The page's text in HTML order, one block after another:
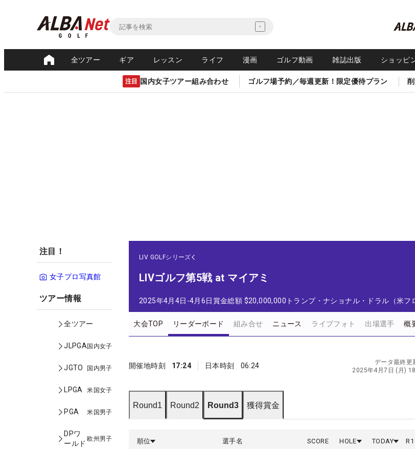
全ツアー ギア レッスン ライフ 漫画 ゴルフ動画 雑誌出版 ショッピ
注目 国内女子ツアー組み合わせ ゴルフ場予約／毎週更新！限定優待プラン
注目！
女子プロ写真館
ツアー情報
全ツアー
JLPGA国内女子
JGTO 国内男子
LPGA 米国女子
PGA 米国男子
DPワ
ールド
欧州男子
LIV GOLFシリーズ
LIVゴルフ第5戦 at マイアミ
2025年4月4日-4月6日賞金総額 $20,000,000 トランプ・ナショナル・ドラル（米フ
大会TOP リーダーボード 組み合せ ニュース ライブフォト 出場選手 概
開催地時刻 17:24 日本時刻 06:24
データ最終更
2025年4月7日 (月)
Round1 Round2 Round3 獲得賞金
順位 選手名 SCORE HOLE TODAY R 1